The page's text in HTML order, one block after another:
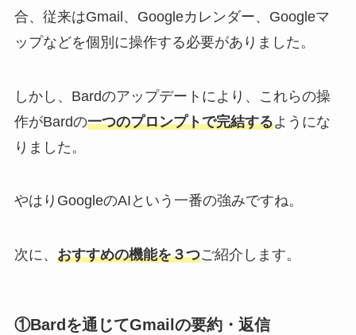
合、従来はGmail、Googleカレンダー、Googleマ
ップなどを個別に操作する必要がありました。
しかし、Bardのアップデートにより、これらの操
作がBardの一つのプロンプトで完結するようにな
りました。
やはりGoogleのAIという一番の強みですね。
次に、 おすすめの機能を３つご紹介します。
①Bardを通じてGmailの要約・返信